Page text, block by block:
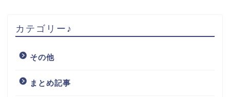
カテゴリー♪
その他
まとめ記事